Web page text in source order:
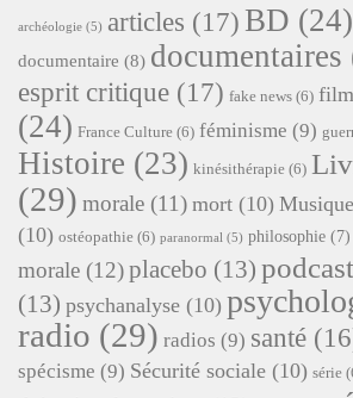
archéologie (5) articles (17) BD (24)
documentaire (8) documentaires
esprit critique (17) fake news (6) film
(24) France Culture (6) féminisme (9)
Histoire (23) kinésithérapie (6)
(29) morale (11) mort (10) Musique
(10) ostéopathie (6) paranormal (5) philosophie (7)
morale (12)placebo (13) podcast
(13) psychanalyse (10)
radio (29) radios (9) santé
spécisme (9) Sécurité sociale (10) série